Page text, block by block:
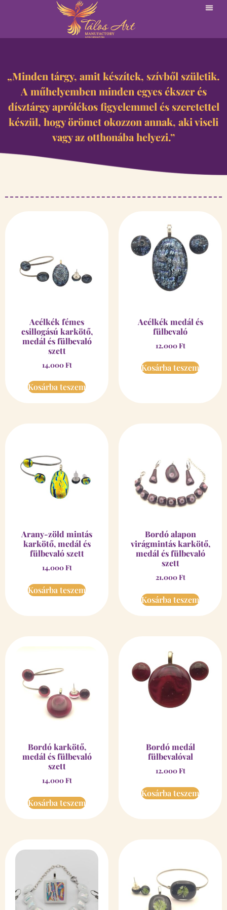
„Minden tárgy, amit készítek, szívből születik.
A műhelyemben minden egyes ékszer és
dísztárgy aprólékos figyelemmel és szeretettel
készül, hogy örömet okozzon annak, aki viseli
vagy az otthonába helyezi.”
Acélkék fémes
csillogású karkötő,
medál és fülbevaló
szett
14.000Ft
Kosárba teszem
Acélkék medál és
fülbevaló
12.000Ft
Kosárba teszem
Arany-zöld mintás
karkötő, medál és
fülbevaló szett
14.000Ft
Kosárba teszem
Bordó alapon
virágmintás karkötő,
medál és fülbevaló
szett
21.000Ft
Kosárba teszem
Bordó karkötő,
medál és fülbevaló
szett
14.000Ft
Kosárba teszem
Bordó medál
fülbevalóval
12.000Ft
Kosárba teszem